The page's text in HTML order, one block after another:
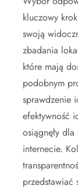
kluczowy
swoją
zbadania
które mają
podobnym
sprawdzenie
efektywność
osiągnęły
internecie.
przedstawiać